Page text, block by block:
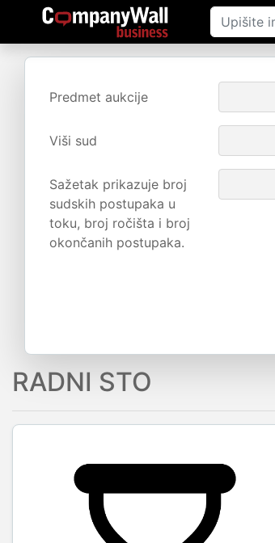
Predmet aukcije
Viši sud
Sažetak prikazuje broj
sudskih postupaka u
toku, broj ročišta i broj
okončanih postupaka.
RADNI STO